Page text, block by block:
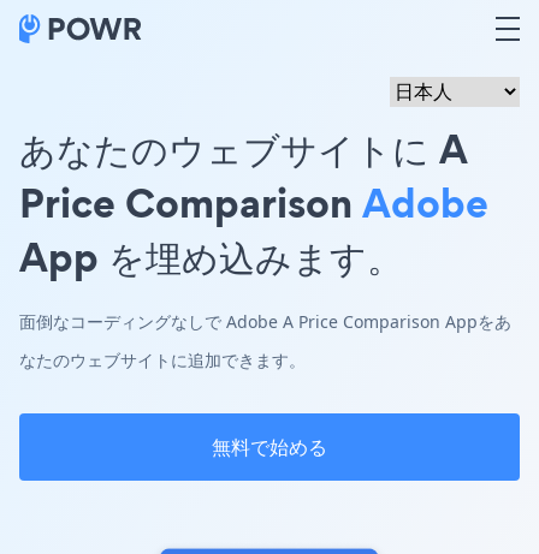
あなたのウェブサイトに A
Price ComparisonAdobe
App を埋め込みます。
面倒なコーディングなしで Adobe A Price Comparison Appをあ
なたのウェブサイトに追加できます。
無料で始める